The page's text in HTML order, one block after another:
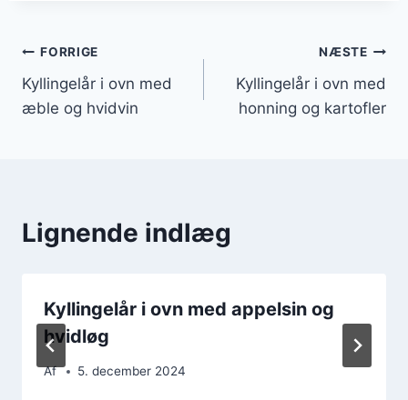
Indlægsnavigation
FORRIGE
Kyllingelår i ovn med
æble og hvidvin
NÆSTE
Kyllingelår i ovn med
honning og kartofler
Lignende indlæg
Kyllingelår i ovn med appelsin og
hvidløg
Af 5. december 2024